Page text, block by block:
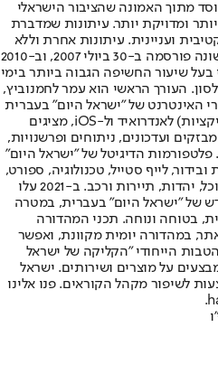
מתוך האמונה שהציבור הישראלי
ומדויקת יותר. עיתונות שמדברת
ועניינית. עיתונות אחרת וללא
תשלום. המהדורה המודפסת הראשונה פורסמה ב-30 ביולי 2007, וב-2010
בעל שיעור החשיפה הגבוה ביותר בימי
העורך הראשי הוא עמר לחמנוביץ,
האינטרנט של "ישראל היום" בעברית
ובאנגלית, כמו כן היישומונים (אפליקציות) לאנדרואיד ול-iOS, מציגים
ועדכונים, ניתוחים ופרשנויות,
פלטפורמות הדיגיטל של "ישראל היום"
לייף סטייל, טכנולוגיה, ספורט,
כלכלה וצרכנות, בריאות, חיילים, אוכל, יהדות, תיירות ורכב. ב-2021 עלו
של "ישראל היום" בעברית, במטרה
בטוחה ונוחה. תכני המהדורה
במהדורה יומית מקוונת, ואפשר
הייחודי "הקליקה של ישראל
על מוצרים ושירותים. ישראל
לשיפור מקהל הקוראים. פנו אלינו